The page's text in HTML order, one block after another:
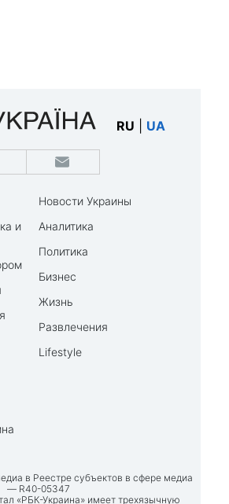
RU UA
и
Новости Украины
Аналитика
Политика
Бизнес
Жизнь
Развлечения
Lifestyle
в Реестре субъектов в сфере медиа
— R40-05347
«РБК-Украина» имеет трехязычную